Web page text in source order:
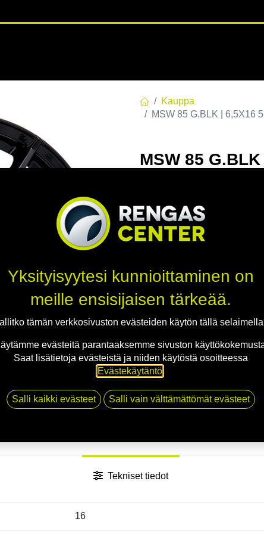
Kauppa
MSW 85 G.BLK | 6,5X16
MSW 85
EAN: 8027529175882
Tällä tuotteella ei ole
Jaa
Tekniset tiedot
16
Yksityisyytesi kunnioittaminen on
meille ensisijaisen tärkeää.
tämän verkkosivuston evästeiden käytön tällä
evästeitä parantaaksemme sivuston
Saat lisätietoja evästeistä ja niiden käytöstä osoitteessa
Evästekäytäntö.
Salli kaikki evästeet Salli vain välttämättömät evästeet